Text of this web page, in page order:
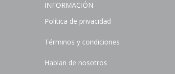
INFORMACIÓN
Política de privacidad
Términos y condiciones
Hablan de nosotros